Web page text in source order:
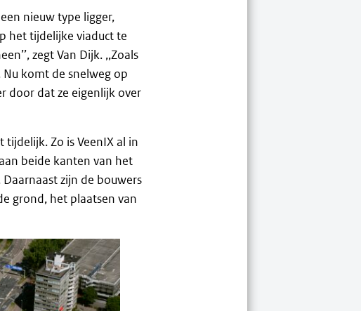
nieuw type ligger,
het tijdelijke viaduct te
zegt Van Dijk. ,,Zoals
komt de snelweg op
door dat ze eigenlijk over
Zo is VeenIX al in
beide kanten van het
zijn de bouwers
grond, het plaatsen van